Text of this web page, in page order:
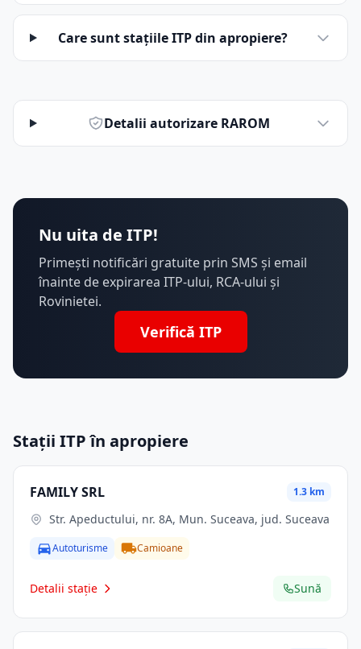
Care sunt stațiile ITP din apropiere?
Detalii autorizare RAROM
Nu uita de ITP!
Primești notificări gratuite prin SMS și email
înainte de expirarea ITP-ului, RCA-ului și
Rovinietei.
Verifică ITP
Stații ITP în apropiere
FAMILY SRL 1.3 km
Str. Apeductului, nr. 8A, Mun. Suceava, jud. Suceava
Autoturisme Camioane
Detalii stație Sună